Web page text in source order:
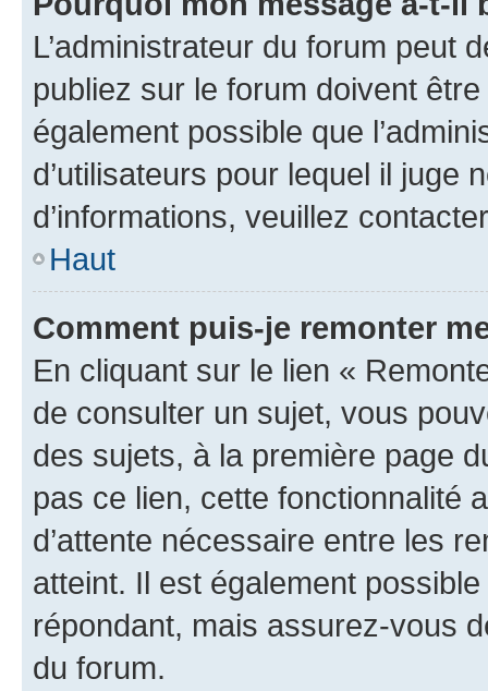
L’administrateur du forum peut
publiez sur le forum doivent
également possible que
d’utilisateurs pour lequel il juge
d’informations, veuillez
Haut
Comment puis-je remonter
En cliquant sur le lien «
de consulter un sujet, vous
des sujets, à la première page
pas ce lien, cette fonctionnalité
d’attente nécessaire entre les
atteint. Il est également
répondant, mais assurez-vous
du forum.